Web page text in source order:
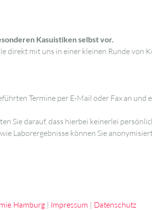
Kasuistiken selbst vor.
direkt mit uns in einer kleinen Runde von
Termine per E-Mail oder Fax an
Sie darauf, dass hierbei keinerlei
Laborergebnisse können Sie
Hamburg | Impressum | Datenschutz